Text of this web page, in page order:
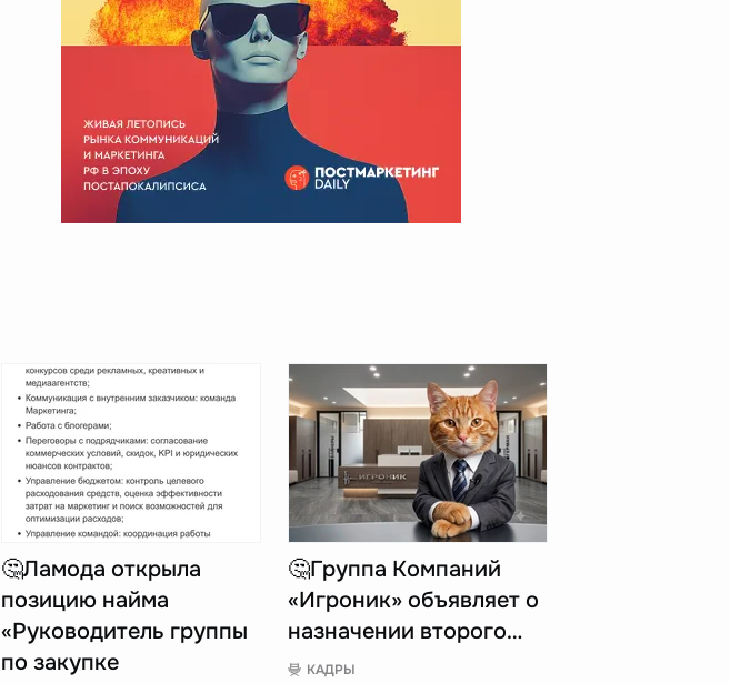
🤔Ламода открыла
позицию найма
«Руководитель группы
по закупке
🤔Группа Компаний
«Игроник» объявляет о
назначении второго…
КАДРЫ